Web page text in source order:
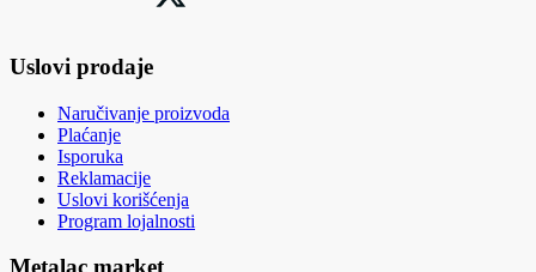
Uslovi prodaje
Naručivanje proizvoda
Plaćanje
Isporuka
Reklamacije
Uslovi korišćenja
Program lojalnosti